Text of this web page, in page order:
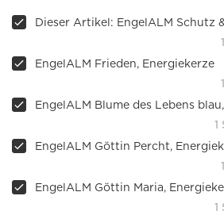
EngelALM Frieden, Energiekerze
1
EngelALM Göttin Percht,
EngelALM Göttin Maria,
1